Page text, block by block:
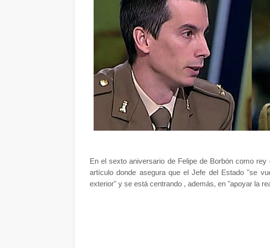
En el sexto aniversario de Felipe de Borbón como rey
artículo donde asegura que el Jefe del Estado "se
exterior" y se está centrando , además, en "apoyar la